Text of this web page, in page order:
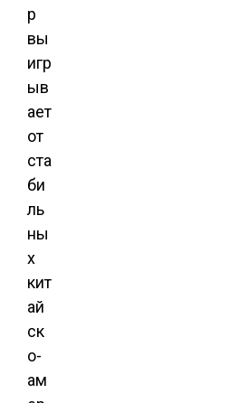
р
вы
игр
ыв
ает
от
ста
би
ль
ны
х
кит
ай
ск
о-
ам